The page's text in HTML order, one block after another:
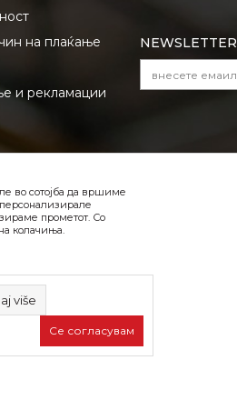
на плаќање
и рекламации
NEWSLETTER
во сотојба да вршиме
прометот. Со
колачиња.
više
Се согласувам